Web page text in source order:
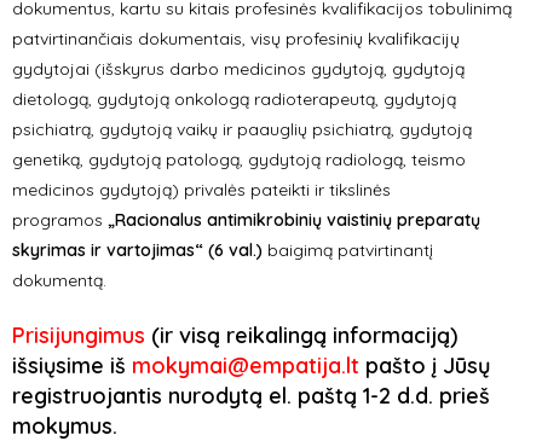
dokumentus, kartu su kitais profesinės kvalifikacijos tobulinimą
patvirtinančiais dokumentais, visų profesinių kvalifikacijų
gydytojai (išskyrus darbo medicinos gydytoją, gydytoją
dietologą, gydytoją onkologą radioterapeutą, gydytoją
psichiatrą, gydytoją vaikų ir paauglių psichiatrą, gydytoją
genetiką, gydytoją patologą, gydytoją radiologą, teismo
medicinos gydytoją) privalės pateikti ir tikslinės
programos „Racionalus antimikrobinių vaistinių preparatų
skyrimas ir vartojimas“ (6 val.) baigimą patvirtinantį
dokumentą.
Prisijungimus (ir visą reikalingą informaciją)
išsiųsime iš mokymai@empatija.lt pašto į Jūsų
registruojantis nurodytą el. paštą 1-2 d.d. prieš
mokymus.